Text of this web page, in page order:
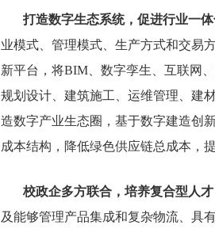
打造数字生态系统，促进行业一
业模式、管理模式、生产方式和交易
新平台，将BIM 、数字孪生、互联网
规划设计、建筑施工、运维管理、建
造数字产业生态圈，基于数字建造创
成本结构，降低绿色供应链总成本，
校政企多方联合，培养复合型人才
及能够管理产品集成和复杂物流、具